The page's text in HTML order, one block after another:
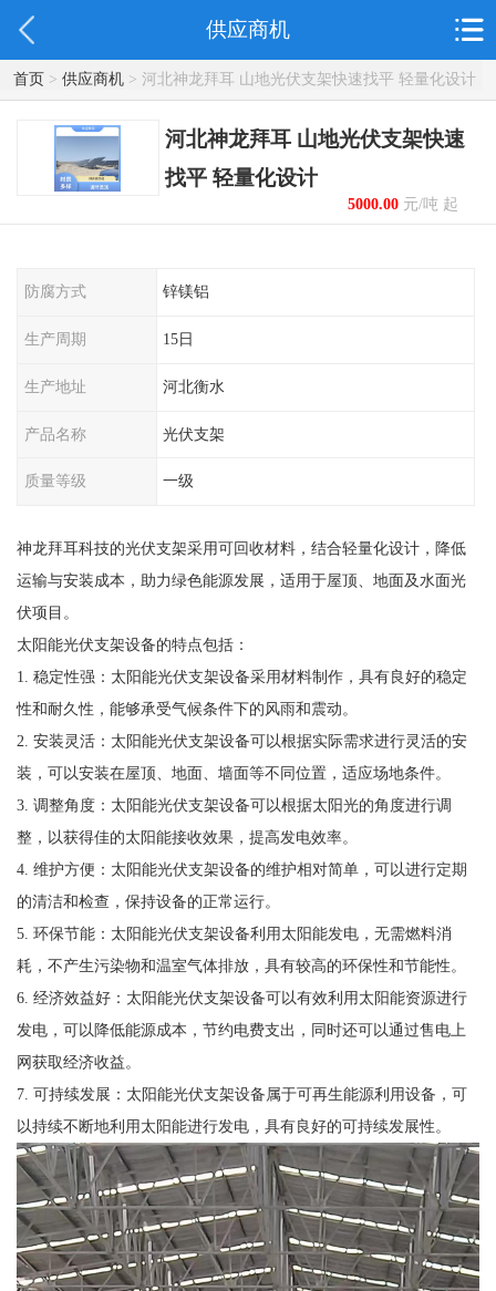
供应商机
首页> 供应商机> 河北神龙拜耳 山地光伏支架快速找平 轻量化设计
河北神龙拜耳 山地光伏支架快速
找平 轻量化设计
5000.00元/吨 起
防腐方式 锌镁铝
生产周期 15日
生产地址 河北衡水
产品名称 光伏支架
质量等级 一级
神龙拜耳科技的光伏支架采用可回收材料，结合轻量化设计，降低
运输与安装成本，助力绿色能源发展，适用于屋顶、地面及水面光
伏项目。
太阳能光伏支架设备的特点包括：
1. 稳定性强：太阳能光伏支架设备采用材料制作，具有良好的稳定
性和耐久性，能够承受气候条件下的风雨和震动。
2. 安装灵活：太阳能光伏支架设备可以根据实际需求进行灵活的安
装，可以安装在屋顶、地面、墙面等不同位置，适应场地条件。
3. 调整角度：太阳能光伏支架设备可以根据太阳光的角度进行调
整，以获得佳的太阳能接收效果，提高发电效率。
4. 维护方便：太阳能光伏支架设备的维护相对简单，可以进行定期
的清洁和检查，保持设备的正常运行。
5. 环保节能：太阳能光伏支架设备利用太阳能发电，无需燃料消
耗，不产生污染物和温室气体排放，具有较高的环保性和节能性。
6. 经济效益好：太阳能光伏支架设备可以有效利用太阳能资源进行
发电，可以降低能源成本，节约电费支出，同时还可以通过售电上
网获取经济收益。
7. 可持续发展：太阳能光伏支架设备属于可再生能源利用设备，可
以持续不断地利用太阳能进行发电，具有良好的可持续发展性。